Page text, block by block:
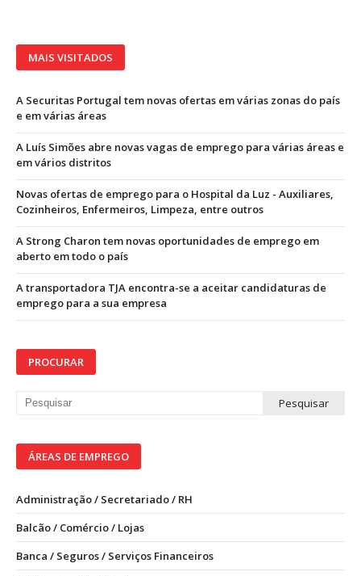
MAIS VISITADOS
A Securitas Portugal tem novas ofertas em várias zonas do país
e em várias áreas
A Luís Simões abre novas vagas de emprego para várias áreas e
em vários distritos
Novas ofertas de emprego para o Hospital da Luz - Auxiliares,
Cozinheiros, Enfermeiros, Limpeza, entre outros
A Strong Charon tem novas oportunidades de emprego em
aberto em todo o país
A transportadora TJA encontra-se a aceitar candidaturas de
emprego para a sua empresa
PROCURAR
ÁREAS DE EMPREGO
Administração / Secretariado / RH
Balcão / Comércio / Lojas
Banca / Seguros / Serviços Financeiros